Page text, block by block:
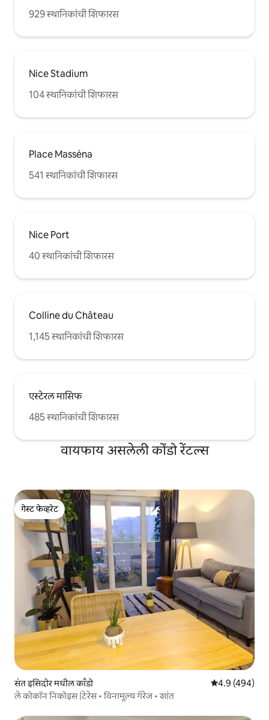
929 स्थानिकांची शिफारस
Nice Stadium
104 स्थानिकांची शिफारस
Place Masséna
541 स्थानिकांची शिफारस
Nice Port
40 स्थानिकांची शिफारस
Colline du Château
1,145 स्थानिकांची शिफारस
एस्टेरल मासिफ
485 स्थानिकांची शिफारस
वायफाय असलेली कोंडो रेंटल्स
गेस्ट फेव्हरेट
गेस्ट फेव्हरेट
संत इसिदोर मधील काँडो 5 पैकी 4.9
4.9 (494)
ले कोकॉन निकोइस |टेरेस • विनामूल्य गॅरेज • शांत